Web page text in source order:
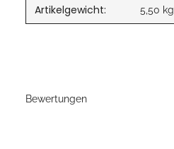
Artikelgewicht: 5,50 kg
Bewertungen